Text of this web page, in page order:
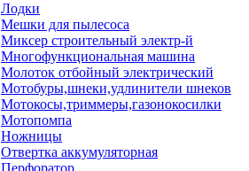
Лодки
Мешки для пылесоса
Миксер строительный электр-й
Многофункциональная машина
Молоток отбойный электрический
Мотобуры,шнеки,удлинители шнеков
Мотокосы,триммеры,газонокосилки
Мотопомпа
Ножницы
Отвертка аккумуляторная
Перфоратор